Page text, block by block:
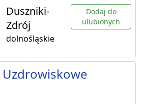
Duszniki-
Zdrój
dolnośląskie
Dodaj do
ulubionych